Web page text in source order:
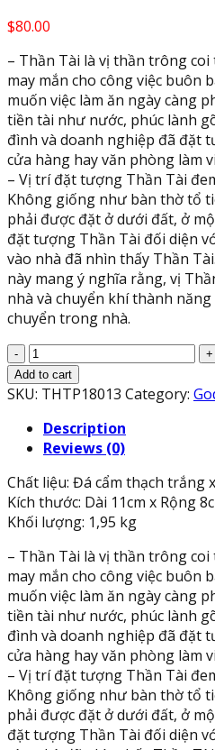
$80.00
– Thần Tài là vị thần trông coi
may mắn cho công việc buôn
muốn việc làm ăn ngày càng
tiền tài như nước, phúc lành
đình và doanh nghiệp đã đặt
cửa hàng hay văn phòng làm
– Vị trí đặt tượng Thần Tài
Không giống như bàn thờ tổ
phải được đặt ở dưới đất, ở
đặt tượng Thần Tài đối diện
vào nhà đã nhìn thấy Thần
này mang ý nghĩa rằng, vị
nhà và chuyển khí thành
chuyển trong nhà.
Tượng
ông
Thần
kim
tiền
thỏi
vàng
kim
nguyên
bảo
phong
thủy
mang
lại
may
mắn
tài
lộc
Add to cart
SKU: THTP18013 Category:
Description
Reviews (0)
Chất liệu: Đá cẩm thạch trắng
Kích thước: Dài 11cm x Rộng
Khối lượng: 1,95 kg
– Thần Tài là vị thần trông coi
may mắn cho công việc buôn
muốn việc làm ăn ngày càng
tiền tài như nước, phúc lành
đình và doanh nghiệp đã đặt
cửa hàng hay văn phòng làm
– Vị trí đặt tượng Thần Tài
Không giống như bàn thờ tổ
phải được đặt ở dưới đất, ở
đặt tượng Thần Tài đối diện